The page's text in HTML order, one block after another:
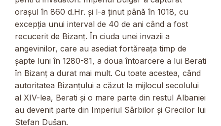
orașul în 860 d.Hr. și l-a ținut până în 1018, cu
excepția unui interval de 40 de ani când a fost
recucerit de Bizanț. În ciuda unei invazii a
angevinilor, care au asediat fortăreața timp de
șapte luni în 1280-81, a doua întoarcere a lui Berati
în Bizanț a durat mai mult. Cu toate acestea, când
autoritatea Bizanțului a căzut la mijlocul secolului
al XIV-lea, Berati și o mare parte din restul Albaniei
au devenit parte din Imperiul Sârbilor și Grecilor lui
Stefan Dušan.